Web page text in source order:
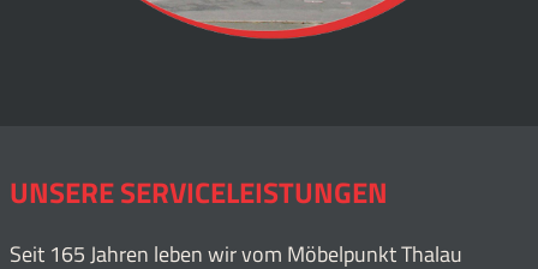
UNSERE SERVICELEISTUNGEN
Seit 165 Jahren leben wir vom Möbelpunkt Thalau